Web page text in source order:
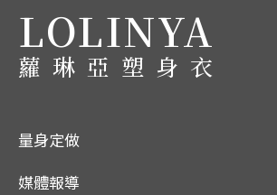
LOLINYA
蘿琳亞塑身衣
量身定做
媒體報導